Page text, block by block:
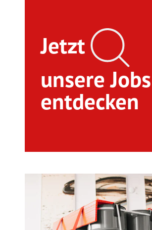
Jetzt
unsere Jobs
entdecken